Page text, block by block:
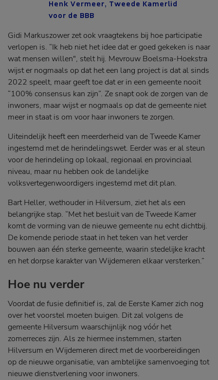
Henk Vermeer, Tweede Kamerlid
voor de BBB
Gidi Markuszower zet ook vraagtekens bij hoe participatie
verlopen is. “Ik heb niet het idee dat er goed gekeken is naar
wat mensen willen", stelt hij. Mevrouw Boelsma-Hoekstra
wijst er nogmaals op dat het een lang project is dat al sinds
2022 speelt, maar geeft toe dat er in een gemeente nooit
“100% consensus kan zijn”. Ze snapt ook de zorgen van de
inwoners, maar wijst er nogmaals op dat de gemeente niet
meer in staat is om voor haar inwoners te zorgen.
Uiteindelijk heeft een meerderheid van de Tweede Kamer
ingestemd met de herindelingswet. Eerder was er al steun
voor de herindeling op lokaal, regionaal en provinciaal
niveau, maar nu hebben ook de landelijke
volksvertegenwoordigers ingestemd met dit plan.
Bart Heller, wethouder in Hilversum, ziet het als een
belangrijke stap. “Met het besluit van de Tweede Kamer
komt de vorming van de nieuwe gemeente nu echt dichtbij.
De komende periode staat in het teken van het verder
bouwen aan één sterke gemeente, waarin stedelijke kracht
en het dorpse karakter van Wijdemeren elkaar versterken.”
Hoe nu verder
Voordat de fusie definitief is, zal de Eerste Kamer zich nog
over het voorstel moeten buigen. Dit zal volgens de
gemeente Hilversum waarschijnlijk nog vóór het
zomerreces zijn. Als ze hiermee instemmen, starten
Hilversum en Wijdemeren direct met de voorbereidingen
op de nieuwe organisatie, van ambtelijke samenvoeging tot
nieuwe dienstverlening voor inwoners.